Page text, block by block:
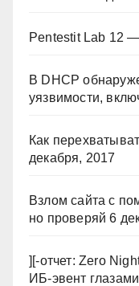
Pentestit Lab 12
В DHCP
уязвимости,
Как
декабря, 2017
Взлом сайта с
но проверяй 6
][-отчет: Zero
ИБ-эвент